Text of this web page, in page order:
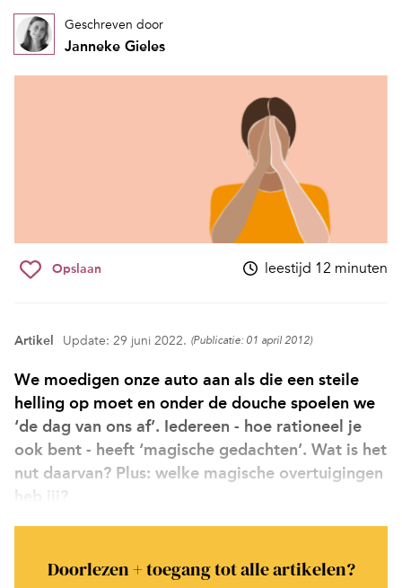
Geschreven door
Janneke Gieles
Opslaan leestijd 12 minuten
Artikel Update: 29 juni 2022. (Publicatie: 01 april 2012)
We moedigen onze auto aan als die een steile
helling op moet en onder de douche spoelen we
‘de dag van ons af’. Iedereen - hoe rationeel je
ook bent - heeft ‘magische gedachten’. Wat is het
nut daarvan? Plus: welke magische overtuigingen
heb jij?
Doorlezen + toegang tot alle artikelen?